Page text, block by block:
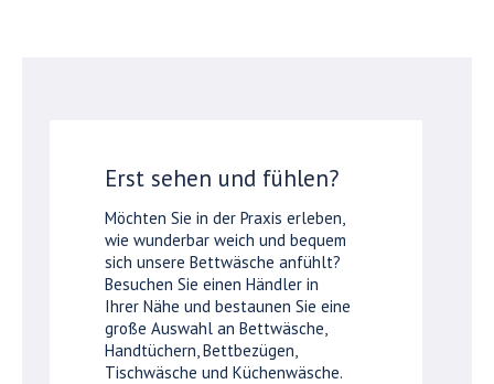
Erst sehen und fühlen?
Möchten Sie in der Praxis erleben,
wie wunderbar weich und bequem
sich unsere Bettwäsche anfühlt?
Besuchen Sie einen Händler in
Ihrer Nähe und bestaunen Sie eine
große Auswahl an Bettwäsche,
Handtüchern, Bettbezügen,
Tischwäsche und Küchenwäsche.